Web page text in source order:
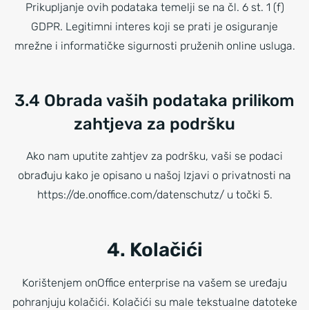
Prikupljanje ovih podataka temelji se na čl. 6 st. 1 (f)
GDPR. Legitimni interes koji se prati je osiguranje
mrežne i informatičke sigurnosti pruženih online usluga.
3.4 Obrada vaših podataka prilikom
zahtjeva za podršku
Ako nam uputite zahtjev za podršku, vaši se podaci
obrađuju kako je opisano u našoj Izjavi o privatnosti na
https://de.onoffice.com/datenschutz/ u točki 5.
4. Kolačići
Korištenjem onOffice enterprise na vašem se uređaju
pohranjuju kolačići. Kolačići su male tekstualne datoteke